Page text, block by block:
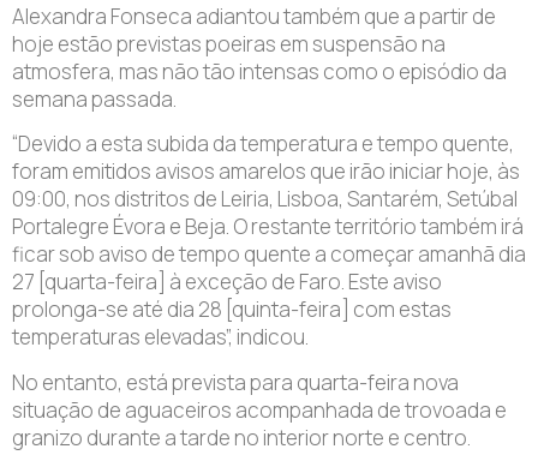
Alexandra Fonseca adiantou também que a partir de
hoje estão previstas poeiras em suspensão na
atmosfera, mas não tão intensas como o episódio da
semana passada.
“Devido a esta subida da temperatura e tempo quente,
foram emitidos avisos amarelos que irão iniciar hoje, às
09:00, nos distritos de Leiria, Lisboa, Santarém, Setúbal
Portalegre Évora e Beja. O restante território também irá
ficar sob aviso de tempo quente a começar amanhã dia
27 [quarta-feira] à exceção de Faro. Este aviso
prolonga-se até dia 28 [quinta-feira] com estas
temperaturas elevadas”, indicou.
No entanto, está prevista para quarta-feira nova
situação de aguaceiros acompanhada de trovoada e
granizo durante a tarde no interior norte e centro.